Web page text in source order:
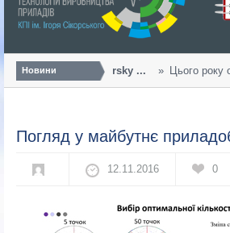
Новини
Урожайний «Sikorsky ... Цього року
Погляд у майбутнє
12.11.2016 0